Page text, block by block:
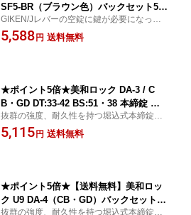
SF5-BR（ブラウン色）バックセット51
mm サムターンシリンダー錠 ディンプ
ルキー3本付 チューブラ本締錠 バックセ
GIKEN/Jレバーの空錠に鍵が必要になった
時など、単体で取付可能な錠前です。安心
のディンプルシリンダー。
5,588 円 送料無料
★ポイント5倍★美和ロック DA-3 / C
B・GD DT:33-42 BS:51・38 本締錠 片
面サムターン錠 間仕切 補助錠 錠前 扉
厚33mm〜42mm未満 バックセット51m
抜群の強度、耐久性を持つ堀込式本締錠で
す。
5,115 円 送料無料
★ポイント5倍★【送料無料】美和ロッ
ク U9 DA-4（CB・GD）バックセット51
抜群の強度、耐久性を持つ堀込式本締錠で